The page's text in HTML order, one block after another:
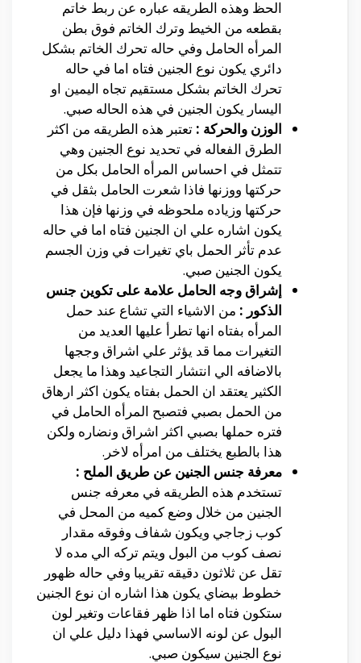
الحظ وهذه الطريقه عباره عن ربط خاتم
بقطعه من الخيط وترك الخاتم فوق بطن
المرأه الحامل وفي حاله تحرك الخاتم بشكل
دائري يكون نوع الجنين فتاه اما في حاله
تحرك الخاتم بشكل مستقيم تجاه اليمين او
اليسار يكون الجنين في هذه الحاله صبي.
الوزن والحركة : تعتبر هذه الطريقه من اكثر
الطرق الفعاله في تحديد نوع الجنين وهي
تتمثل في احساس المرأه الحامل بكل من
حركتها ووزنها فاذا شعرت الحامل بثقل في
حركتها وزياده ملحوظه في وزنها فإن هذا
يكون اشاره علي ان الجنين فتاه اما في حاله
عدم تأثر الحمل باي تغيرات في وزن الجسم
يكون الجنين صبي.
إشراق وجه الحامل علامة على تكوين جنس
الذكور : من الاشياء التي تشاع عند حمل
المرأه بفتاه انها تطرأ عليها العديد من
التغيرات مما قد يؤثر علي اشراق وججها
بالاضافه الي انتشار التجاعيد وهذا ما يجعل
الكثير يعتقد ان الحمل بفتاه يكون اكثر ارهاق
من الحمل بصبي فتصبح المرأه الحامل في
فتره حملها بصبي اكثر اشراق ونضاره ولكن
هذا بالطبع يختلف من امرأه لاخر.
معرفة جنس الجنين عن طريق الملح :
تستخدم هذه الطريقه في معرفه جنس
الجنين من خلال وضع كميه من المحل في
كوب زجاجي ويكون شفاف وفوقه مقدار
نصف كوب من البول ويتم تركه الي مده لا
تقل عن ثلاثون دقيقه تقريبا وفي حاله ظهور
خطوط بيضاي يكون هذا اشاره ان نوع الجنين
ستكون فتاه اما اذا ظهر فقاعات وتغير لون
البول عن لونه الاساسي فهذا دليل علي ان
نوع الجنين سيكون صبي.